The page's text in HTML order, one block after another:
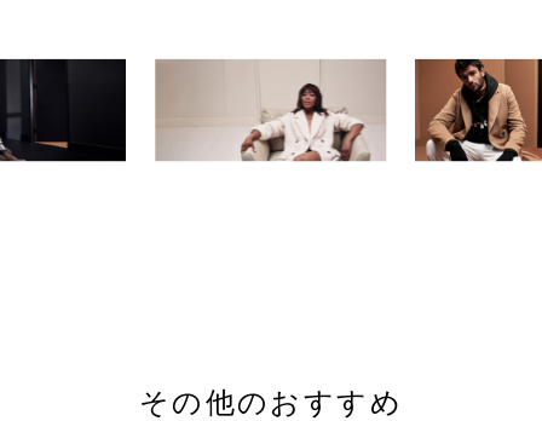
その他のおすすめ